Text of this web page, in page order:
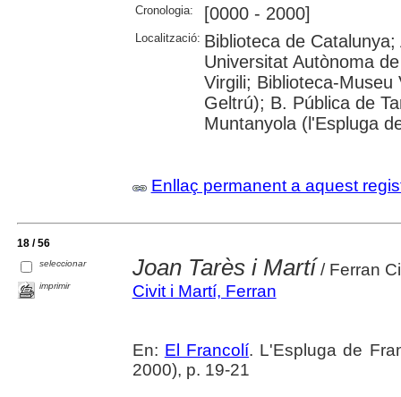
Cronologia: [0000 - 2000]
Localització: Biblioteca de
Universitat Autònoma
Virgili; Biblioteca-
Geltrú); B. Pública de
Muntanyola (l'Espluga
Enllaç permanent a aquest
18 / 56
seleccionar
imprimir
Joan Tarès i Martí / Ferran
Civit i Martí, Ferran
En: El Francolí. L'Espluga de
2000), p. 19-21